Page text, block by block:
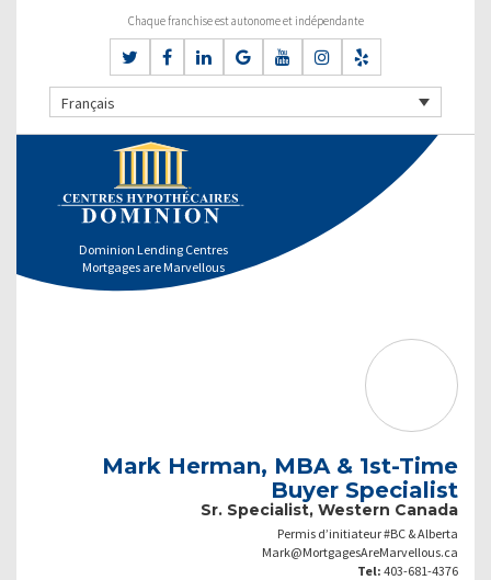
Chaque franchise est autonome et indépendante
Français
Dominion Lending Centres
Mortgages are Marvellous
Mark Herman, MBA & 1st-Time
Buyer Specialist
Sr. Specialist, Western Canada
Permis d’initiateur #BC & Alberta
Mark@MortgagesAreMarvellous.ca
Tel: 403-681-4376